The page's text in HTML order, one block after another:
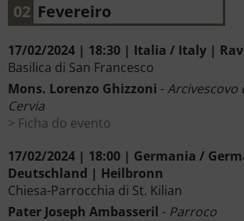
02 Fevereiro
17/02/2024 | 18:30 | Italia / Italy |
Basilica di San Francesco
Mons. Lorenzo Ghizzoni -Arcivescovo
Cervia
Ficha do evento
17/02/2024 | 18:00 | Germania /
Deutschland | Heilbronn
Chiesa-Parrocchia di St. Kilian
Pater Joseph Ambasseril - Parroco